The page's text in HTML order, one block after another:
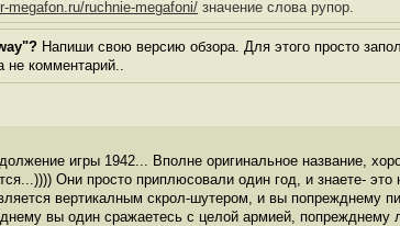
megafon.ru/ruchnie-megafoni/ значение слова рупор.
Напиши свою версию обзора. Для этого просто
не комментарий..
игры 1942... Вполне оригинальное название,
Они просто приплюсовали один год, и знаете-
вертикалным скрол-шутером, и вы попрежднему
вы один сражаетесь с целой армией, попрежднему